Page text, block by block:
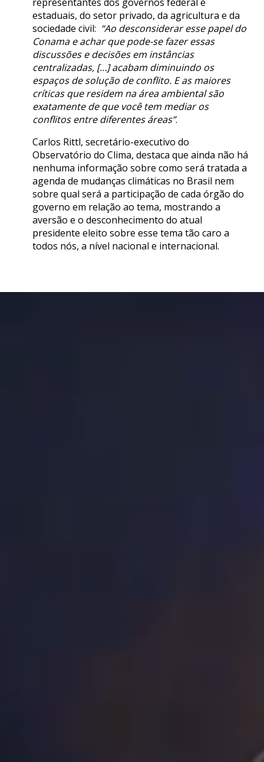
estaduais, do setor privado, da agricultura e da
sociedade civil: “Ao desconsiderar esse papel do
Conama e achar que pode-se fazer essas
discussões e decisões em instâncias
centralizadas, […] acabam diminuindo os
espaços de solução de conflito. E as maiores
críticas que residem na área ambiental são
exatamente de que você tem mediar os
conflitos entre diferentes áreas”.
Carlos Rittl, secretário-executivo do
Observatório do Clima, destaca que ainda não há
nenhuma informação sobre como será tratada a
agenda de mudanças climáticas no Brasil nem
sobre qual será a participação de cada órgão do
governo em relação ao tema, mostrando a
aversão e o desconhecimento do atual
presidente eleito sobre esse tema tão caro a
todos nós, a nível nacional e internacional.